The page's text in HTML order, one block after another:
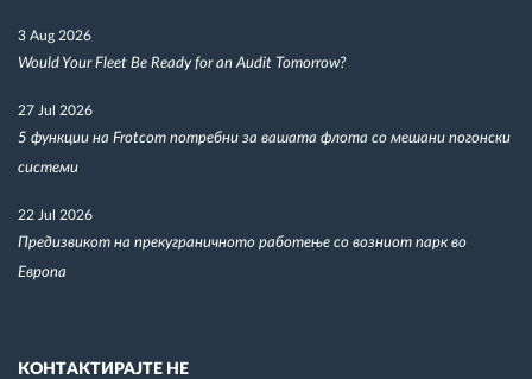
3 Aug 2026
Would Your Fleet Be Ready for an Audit Tomorrow?
27 Jul 2026
5 функции на Frotcom потребни за вашата флота со мешани погонски
системи
22 Jul 2026
Предизвикот на прекуграничното работење со возниот парк во
Европа
КОНТАКТИРАЈТЕ НЕ